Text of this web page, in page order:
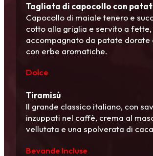
Tagliata di capocollo con
Capocollo di maiale tenero e
cotto alla griglia e servito a fette,
accompagnato da patate dorate
con erbe aromatiche.
Dolce
Tiramisù
Il grande classico italiano, con
inzuppati nel caffè, crema al
vellutata e una spolverata di
Bevande Incluse